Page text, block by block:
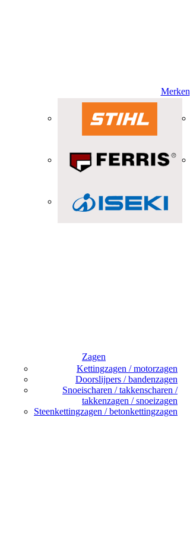
Merken
Zagen
Kettingzagen / motorzagen
Doorslijpers / bandenzagen
Snoeischaren / takkenscharen /
takkenzagen / snoeizagen
Steenkettingzagen / betonkettingzagen